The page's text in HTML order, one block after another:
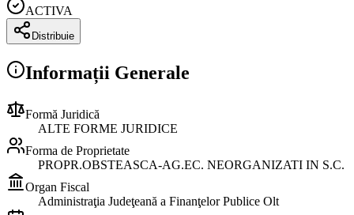
ACTIVA
Distribuie
Informații Generale
Formă Juridică
ALTE FORME JURIDICE
Forma de Proprietate
PROPR.OBSTEASCA-AG.EC. NEORGANIZATI IN S.C.
Organ Fiscal
Administraţia Judeţeană a Finanţelor Publice Olt